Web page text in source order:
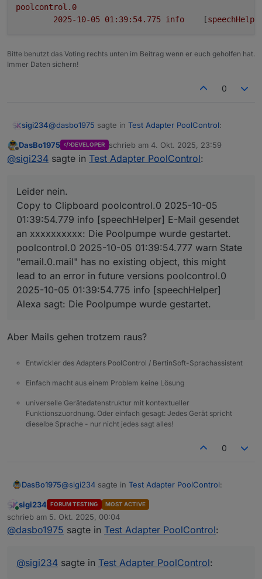
poolcontrol.0
info
	[
Bitte benutzt das Voting rechts unten im Beitrag wenn er euch geholfen hat.
Immer Daten sichern!
0
sigi234@dasbo1975 sagte in Test Adapter PoolControl:
@sigi234sagte inTest Adapter PoolControl
eine Existenzprüfung des E-Mail-
Adapters vor dem Versand,
Denke .mail ist falsch
behoben (hoffentlich) und auf gitub verfügbar
poolcontrol.0
2025-10-05 01:39:54.779	info
poolcontrol.0
2025-10-05 01:39:54.777	warn	State
poolcontrol.0
Offline
DasBo1975 DEVELOPER schrieb am 4. Okt. 2025, 23:59
zuletzt editiert von
@sigi234 sagte in Test Adapter PoolControl:
Leider nein.
Copy to Clipboard poolcontrol.0 2025-10-05
01:39:54.779 info [speechHelper] E-Mail gesendet
an xxxxxxxxxx: Die Poolpumpe wurde gestartet.
poolcontrol.0 2025-10-05 01:39:54.777 warn State
"email.0.mail" has no existing object, this might
lead to an error in future versions poolcontrol.0
2025-10-05 01:39:54.775 info [speechHelper]
Alexa sagt: Die Poolpumpe wurde gestartet.
Aber Mails gehen trotzem raus?
Entwickler des Adapters PoolControl / BertinSoft-Sprachassistent
Einfach macht aus einem Problem keine Lösung
universelle Gerätedatenstruktur mit kontextueller
Funktionszuordnung. Oder einfach gesagt: Jedes Gerät spricht
dieselbe Sprache - nur nicht jedes sagt alles!
0
DasBo1975@sigi234 sagte in Test Adapter PoolControl:
Leider nein.
Copy to Clipboard poolcontrol.0 2025-10-05
01:39:54.779 info [speechHelper] E-Mail
wurde gestartet. poolcontrol.0 2025-10-05
Aber Mails gehen trotzem raus?
Online
sigi234 FORUM TESTING MOST ACTIVE
schrieb am 5. Okt. 2025, 00:04
zuletzt editiert von
@dasbo1975 sagte in Test Adapter PoolControl:
@sigi234 sagte in Test Adapter PoolControl: